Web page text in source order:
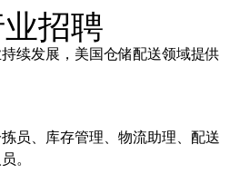
招聘
续发展，美国仓储配送领域提供
员、库存管理、物流助理、配送
。